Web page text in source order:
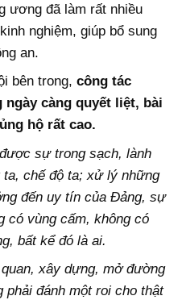
ương đã làm rất nhiều
nghiệm, giúp bổ sung
an.
bên trong, công tác
ngày càng quyết liệt, bài
hộ rất cao.
sự trong sạch, lành
chế độ ta; xử lý những
đến uy tín của Đảng, sự
có vùng cấm, không có
bất kể đó là ai.
xây dựng, mở đường
đánh một roi cho thật